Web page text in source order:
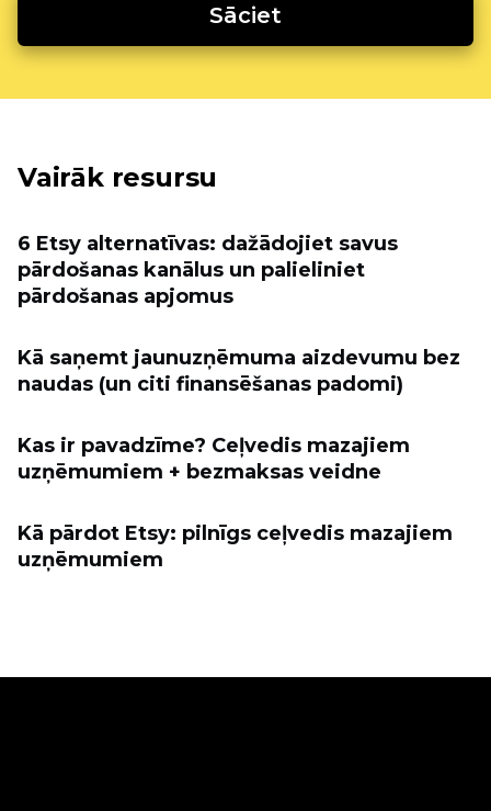
Sāciet
Vairāk resursu
6 Etsy alternatīvas: dažādojiet savus
pārdošanas kanālus un palieliniet
pārdošanas apjomus
Kā saņemt jaunuzņēmuma aizdevumu bez
naudas (un citi finansēšanas padomi)
Kas ir pavadzīme? Ceļvedis mazajiem
uzņēmumiem + bezmaksas veidne
Kā pārdot Etsy: pilnīgs ceļvedis mazajiem
uzņēmumiem